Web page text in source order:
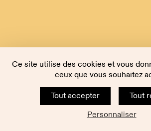
Ce site utilise des cookies et vous
ceux que vous souhaitez
Tout accepter
Tout
Personnaliser